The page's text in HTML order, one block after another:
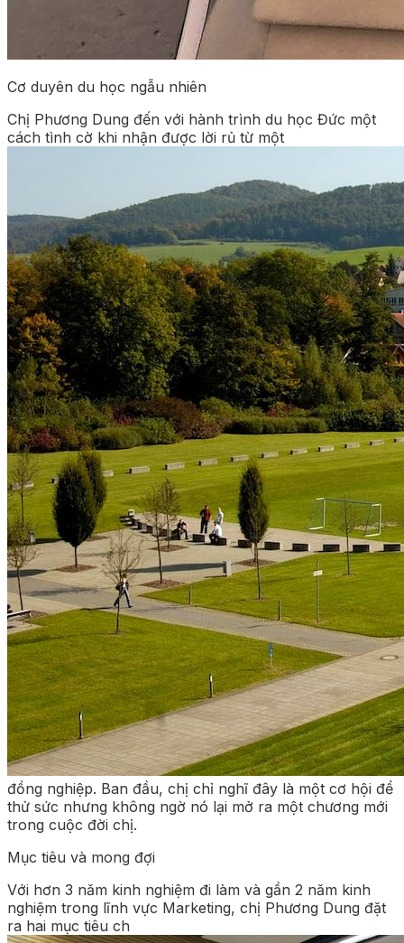
Cơ duyên du học ngẫu nhiên
Chị Phương Dung đến với hành trình du học Đức một
cách tình cờ khi nhận được lời rủ từ một
đồng nghiệp. Ban đầu, chị chỉ nghĩ đây là một cơ hội để
thử sức nhưng không ngờ nó lại mở ra một chương mới
trong cuộc đời chị.
Mục tiêu và mong đợi
Với hơn 3 năm kinh nghiệm đi làm và gần 2 năm kinh
nghiệm trong lĩnh vực Marketing, chị Phương Dung đặt
ra hai mục tiêu ch